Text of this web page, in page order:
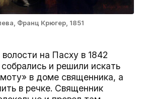
Франц Крюгер, 1851
на Пасху в 1842
и решили искать
в доме священника, а
в речке. Cвященник